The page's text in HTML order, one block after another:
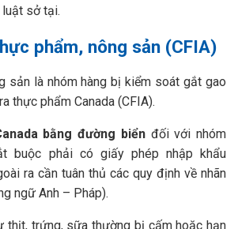
luật sở tại.
phẩm, nông sản (CFIA)
sản là nhóm hàng bị kiểm soát gắt gao
thực phẩm Canada (CFIA).
bằng đường biểnđối với nhóm
buộc phải có giấy phép nhập khẩu
ra cần tuân thủ các quy định về nhãn
ngữ Anh – Pháp).
thịt, trứng, sữa thường bị cấm hoặc hạn